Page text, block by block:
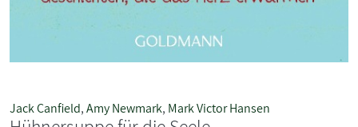
Jack Canfield,Amy Newmark, Mark Victor Hansen